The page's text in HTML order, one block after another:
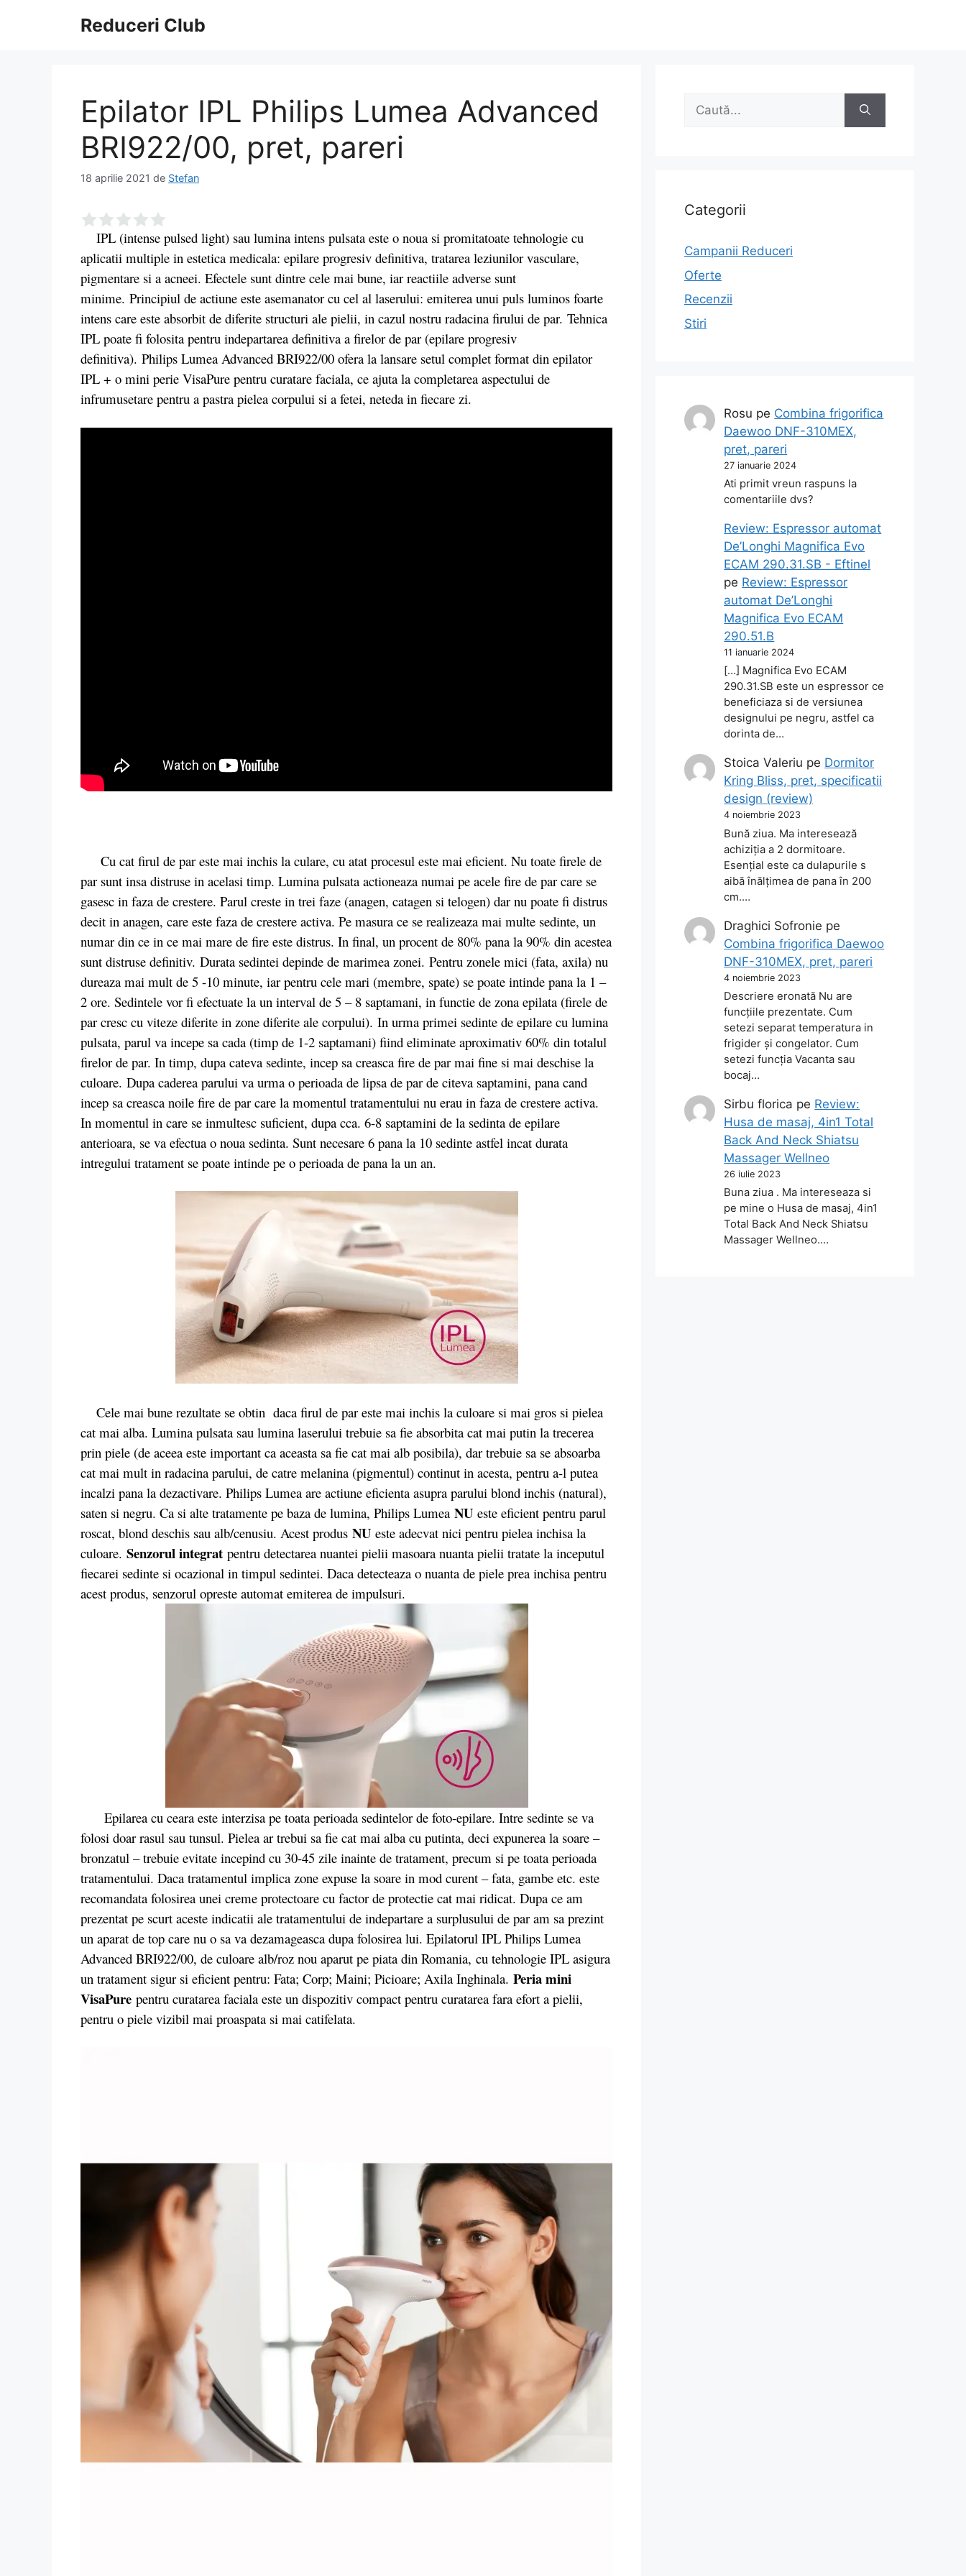
Reduceri Club
Epilator IPL Philips Lumea Advanced
BRI922/00, pret, pareri
18 aprilie 2021 de Stefan
IPL (intense pulsed light) sau lumina intens pulsata este o noua si promitatoate tehnologie cu
aplicatii multiple in estetica medicala: epilare progresiv definitiva, tratarea leziunilor vasculare,
pigmentare si a acneei. Efectele sunt dintre cele mai bune, iar reactiile adverse sunt
minime. Principiul de actiune este asemanator cu cel al laserului: emiterea unui puls luminos foarte
intens care este absorbit de diferite structuri ale pielii, in cazul nostru radacina firului de par. Tehnica
IPL poate fi folosita pentru indepartarea definitiva a firelor de par (epilare progresiv
definitiva). Philips Lumea Advanced BRI922/00 ofera la lansare setul complet format din epilator
IPL + o mini perie VisaPure pentru curatare faciala, ce ajuta la completarea aspectului de
infrumusetare pentru a pastra pielea corpului si a fetei, neteda in fiecare zi.
Cu cat firul de par este mai inchis la culare, cu atat procesul este mai eficient. Nu toate firele de
par sunt insa distruse in acelasi timp. Lumina pulsata actioneaza numai pe acele fire de par care se
gasesc in faza de crestere. Parul creste in trei faze (anagen, catagen si telogen) dar nu poate fi distrus
decit in anagen, care este faza de crestere activa. Pe masura ce se realizeaza mai multe sedinte, un
numar din ce in ce mai mare de fire este distrus. In final, un procent de 80% pana la 90% din acestea
sunt distruse definitiv. Durata sedintei depinde de marimea zonei. Pentru zonele mici (fata, axila) nu
dureaza mai mult de 5 -10 minute, iar pentru cele mari (membre, spate) se poate intinde pana la 1 –
2 ore. Sedintele vor fi efectuate la un interval de 5 – 8 saptamani, in functie de zona epilata (firele de
par cresc cu viteze diferite in zone diferite ale corpului). In urma primei sedinte de epilare cu lumina
pulsata, parul va incepe sa cada (timp de 1-2 saptamani) fiind eliminate aproximativ 60% din totalul
firelor de par. In timp, dupa cateva sedinte, incep sa creasca fire de par mai fine si mai deschise la
culoare. Dupa caderea parului va urma o perioada de lipsa de par de citeva saptamini, pana cand
incep sa creasca noile fire de par care la momentul tratamentului nu erau in faza de crestere activa.
In momentul in care se inmultesc suficient, dupa cca. 6-8 saptamini de la sedinta de epilare
anterioara, se va efectua o noua sedinta. Sunt necesare 6 pana la 10 sedinte astfel incat durata
intregului tratament se poate intinde pe o perioada de pana la un an.
Cele mai bune rezultate se obtin daca firul de par este mai inchis la culoare si mai gros si pielea
cat mai alba. Lumina pulsata sau lumina laserului trebuie sa fie absorbita cat mai putin la trecerea
prin piele (de aceea este important ca aceasta sa fie cat mai alb posibila), dar trebuie sa se absoarba
cat mai mult in radacina parului, de catre melanina (pigmentul) continut in acesta, pentru a-l putea
incalzi pana la dezactivare. Philips Lumea are actiune eficienta asupra parului blond inchis (natural),
saten si negru. Ca si alte tratamente pe baza de lumina, Philips Lumea NU este eficient pentru parul
roscat, blond deschis sau alb/cenusiu. Acest produs NU este adecvat nici pentru pielea inchisa la
culoare. Senzorul integrat pentru detectarea nuantei pielii masoara nuanta pielii tratate la inceputul
fiecarei sedinte si ocazional in timpul sedintei. Daca detecteaza o nuanta de piele prea inchisa pentru
acest produs, senzorul opreste automat emiterea de impulsuri.
Epilarea cu ceara este interzisa pe toata perioada sedintelor de foto-epilare. Intre sedinte se va
folosi doar rasul sau tunsul. Pielea ar trebui sa fie cat mai alba cu putinta, deci expunerea la soare –
bronzatul – trebuie evitate incepind cu 30-45 zile inainte de tratament, precum si pe toata perioada
tratamentului. Daca tratamentul implica zone expuse la soare in mod curent – fata, gambe etc. este
recomandata folosirea unei creme protectoare cu factor de protectie cat mai ridicat. Dupa ce am
prezentat pe scurt aceste indicatii ale tratamentului de indepartare a surplusului de par am sa prezint
un aparat de top care nu o sa va dezamageasca dupa folosirea lui. Epilatorul IPL Philips Lumea
Advanced BRI922/00, de culoare alb/roz nou aparut pe piata din Romania, cu tehnologie IPL asigura
un tratament sigur si eficient pentru: Fata; Corp; Maini; Picioare; Axila Inghinala. Peria mini
VisaPure pentru curatarea faciala este un dispozitiv compact pentru curatarea fara efort a pielii,
pentru o piele vizibil mai proaspata si mai catifelata.
Caută
Categorii
Campanii Reduceri
Oferte
Recenzii
Stiri
Rosu pe Combina frigorifica
Daewoo DNF-310MEX,
pret, pareri
27 ianuarie 2024
Ati primit vreun raspuns la
comentariile dvs?
Review: Espressor automat
De’Longhi Magnifica Evo
ECAM 290.31.SB - Eftinel
pe Review: Espressor
automat De’Longhi
Magnifica Evo ECAM
290.51.B
11 ianuarie 2024
[…] Magnifica Evo ECAM
290.31.SB este un espressor ce
beneficiaza si de versiunea
designului pe negru, astfel ca
dorinta de…
Stoica Valeriu pe Dormitor
Kring Bliss, pret, specificatii
design (review)
4 noiembrie 2023
Bună ziua. Ma interesează
achiziția a 2 dormitoare.
Esențial este ca dulapurile s
aibă înălțimea de pana în 200
cm.…
Draghici Sofronie pe
Combina frigorifica Daewoo
DNF-310MEX, pret, pareri
4 noiembrie 2023
Descriere eronată Nu are
funcțiile prezentate. Cum
setezi separat temperatura in
frigider și congelator. Cum
setezi funcția Vacanta sau
bocaj…
Sirbu florica pe Review:
Husa de masaj, 4in1 Total
Back And Neck Shiatsu
Massager Wellneo
26 iulie 2023
Buna ziua . Ma intereseaza si
pe mine o Husa de masaj, 4in1
Total Back And Neck Shiatsu
Massager Wellneo.…